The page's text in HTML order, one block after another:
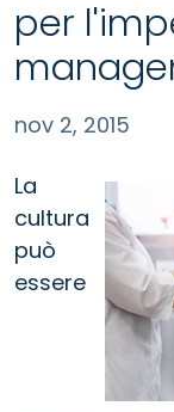
per
nov 2, 2015
La
cultura
può
essere